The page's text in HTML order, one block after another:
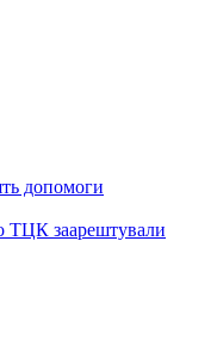
допомоги
ТЦК заарештували